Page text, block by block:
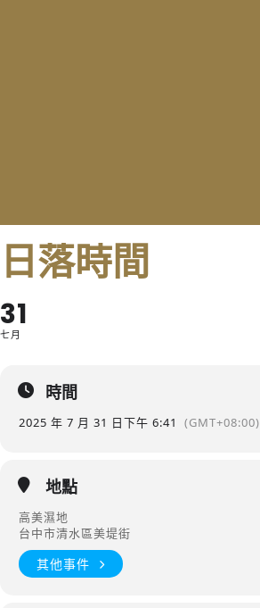
日落時間
31
七月
時間
2025 年 7 月 31 日下午 6:41 (GMT+08:00)
地點
高美濕地
台中市清水區美堤街
其他事件